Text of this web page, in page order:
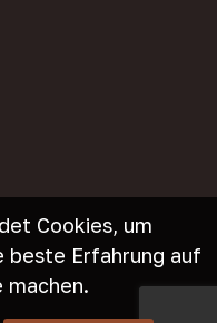
Cookies, um
beste Erfahrung auf
machen.